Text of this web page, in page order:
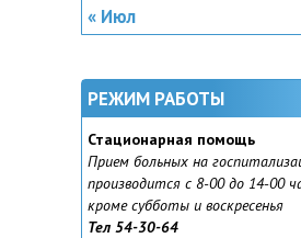
« Июл
РЕЖИМ РАБОТЫ
Стационарная помощь
Прием больных на
производится с 8-00 до 14-00
кроме субботы и воскресенья
Тел 54-30-64